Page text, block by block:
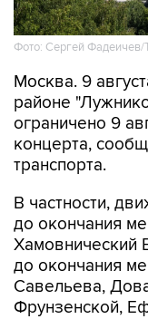
Фото: Сергей
Москва. 9
районе
ограничено 9
концерта,
транспорта.
В частности,
до окончания
Хамовнический
до окончания
Савельева,
Фрунзенской,